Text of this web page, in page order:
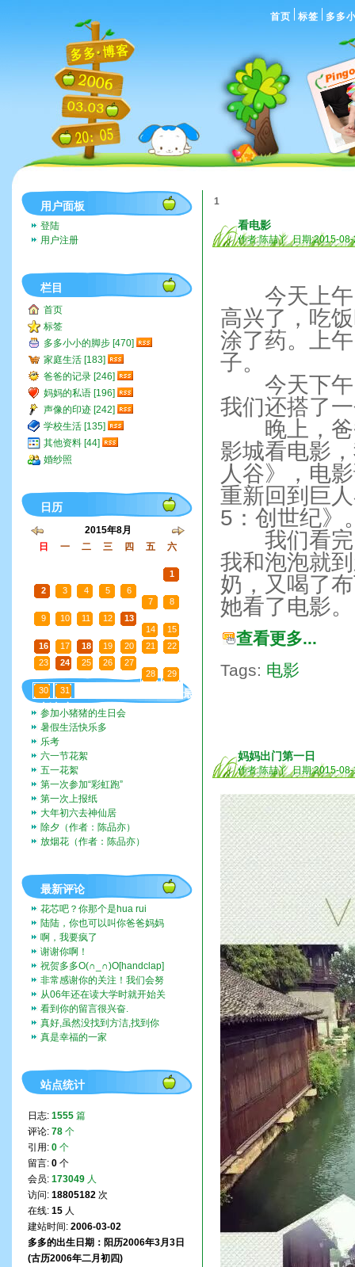
首页 标签 多多
1
看电影
作者:陈喆丫 日期:2015-
今天上午
高兴了，吃
涂了药。上
子。
今天下午
我们还搭了
晚上，爸
影城看电影
人谷》，电
重新回到巨
5：创世纪》
我们看完
我和泡泡就
奶，又喝了
她看了电影。
查看更多...
Tags: 电影
妈妈出门第一日
作者:陈喆丫 日期:2015-
用户面板
登陆
用户注册
栏目
首页
标签
多多小小的脚步 [470]
家庭生活 [183]
爸爸的记录 [246]
妈妈的私语 [196]
声像的印迹 [242]
学校生活 [135]
其他资料 [44]
婚纱照
日历
2015年8月
日
一 二 三 四 五 六
1
2
3 4 5
6
7
8
9
10 11 12
13
14
15
16
17 18 19 20 21
22
23
24 25 26
27
28
29
30
31
最
新文章
参加小猪猪的生日会
暑假生活快乐多
乐考
六一节花絮
五一花絮
第一次参加“彩虹跑”
第一次上报纸
大年初六去神仙居
除夕（作者：陈品亦）
放烟花（作者：陈品亦）
最新评论
花芯吧？你那个是hua rui
陆陆，你也可以叫你爸爸妈妈
带你去啊。挺好玩的。
啊，我要疯了
谢谢你啊！
祝贺多多O(∩_∩)O[handclap]
[flo...
非常感谢你的关注！我们会努
力一直记录下去的。我们也...
从06年还在读大学时就开始关
注这个博客，而现在我也...
看到你的留言很兴奋.
真好,虽然没找到方洁,找到你
们全家福,让人挺兴奋的...
真是幸福的一家
站点统计
日志: 1555 篇
评论: 78 个
引用: 0 个
留言: 0 个
会员: 173049 人
访问: 18805182 次
在线: 15 人
建站时间: 2006-03-02
多多的出生日期：阳历2006年3月3日
(古历2006年二月初四)